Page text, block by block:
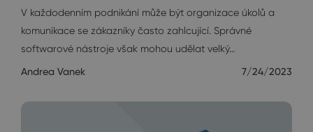
V každodenním podnikání může být organizace úkolů a
komunikace se zákazníky často zahlcující. Správné
softwarové nástroje však mohou udělat velký…
Andrea Vanek 7/24/2023